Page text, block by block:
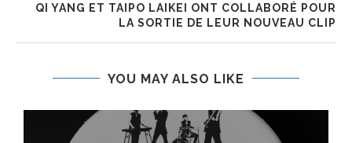
QI YANG ET TAIPO LAIKEI ONT COLLABORÉ POUR
LA SORTIE DE LEUR NOUVEAU CLIP
YOU MAY ALSO LIKE